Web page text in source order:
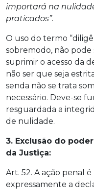
importará na
praticados”.
O uso do termo
sobremodo, não pode
suprimir o acesso da
não ser que seja
senda não se trata
necessário. Deve-se
resguardada a
de nulidade.
3. Exclusão do
da Justiça:
Art. 52. A ação penal
expressamente a